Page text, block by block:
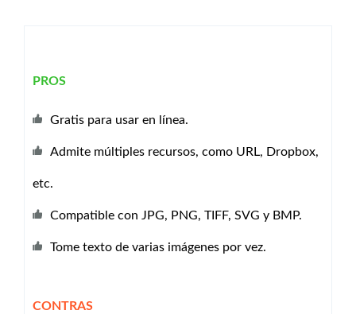
PROS
Gratis para usar en línea.
Admite múltiples recursos, como URL, Dropbox,
etc.
Compatible con JPG, PNG, TIFF, SVG y BMP.
Tome texto de varias imágenes por vez.
CONTRAS